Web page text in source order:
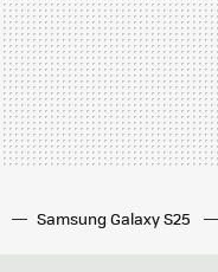
Samsung Galaxy S25